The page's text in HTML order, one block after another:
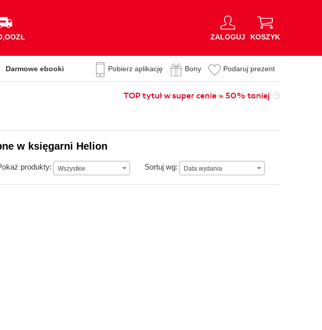
ZALOGUJ KOSZYK
Darmowe ebooki Pobierz aplikację Bony Podaruj prezent
TOP tytuł w super cenie » 50% taniej
w księgarni Helion
produkty: Wszystkie Sortuj wg: Data wydania
Data wydania